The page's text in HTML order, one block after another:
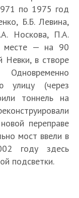
по 1975 год
Б.Б. Левина,
Носкова, П.А.
месте — на 90
в створе
улицу (через
тоннель на
переправе
мост ввели в
году здесь
подсветки.